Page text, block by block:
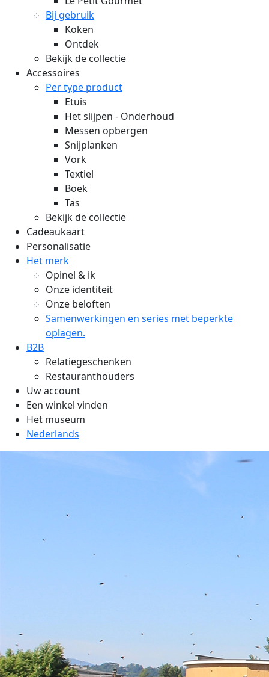
Bij gebruik
Koken
Ontdek
Bekijk de collectie
Accessoires
Per type product
Etuis
Het slijpen - Onderhoud
Messen opbergen
Snijplanken
Vork
Textiel
Boek
Tas
Bekijk de collectie
Cadeaukaart
Personalisatie
Het merk
Opinel & ik
Onze identiteit
Onze beloften
Samenwerkingen en series met beperkte
oplagen.
B2B
Relatiegeschenken
Restauranthouders
Uw account
Een winkel vinden
Het museum
Nederlands